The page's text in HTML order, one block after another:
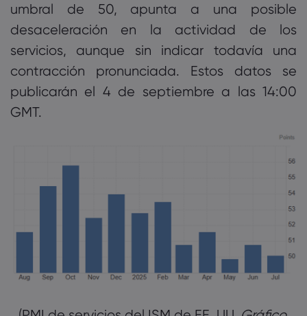
umbral de 50, apunta a una posible
desaceleración en la actividad de los
servicios, aunque sin indicar todavía una
contracción pronunciada. Estos datos se
publicarán el 4 de septiembre a las 14:00
GMT.